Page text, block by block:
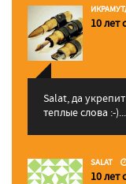
10
Salat, да
теплые слова :-)...
SALAT
10